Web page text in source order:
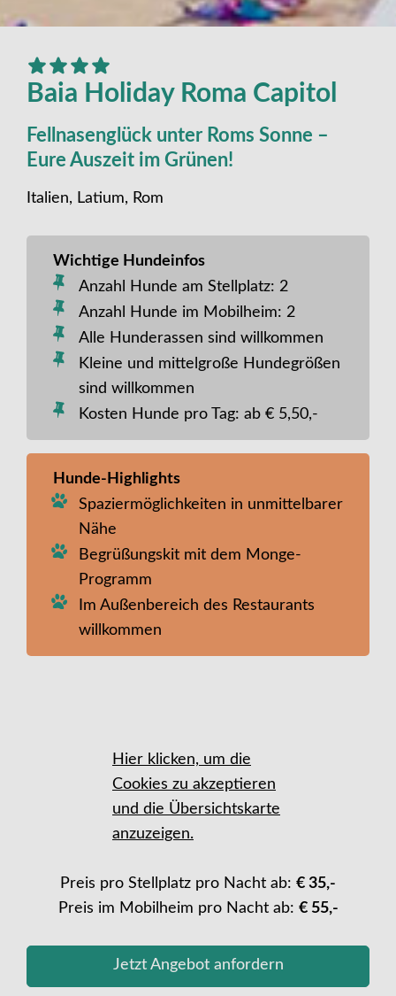
Baia Holiday Roma Capitol
Fellnasenglück unter Roms Sonne –
Eure Auszeit im Grünen!
Italien, Latium, Rom
Wichtige Hundeinfos
Anzahl Hunde am Stellplatz: 2
Anzahl Hunde im Mobilheim: 2
Alle Hunderassen sind willkommen
Kleine und mittelgroße Hundegrößen
sind willkommen
Kosten Hunde pro Tag: ab € 5,50,-
Hunde-Highlights
Spaziermöglichkeiten in unmittelbarer
Nähe
Begrüßungskit mit dem Monge-
Programm
Im Außenbereich des Restaurants
willkommen
Hier klicken, um die
Cookies zu akzeptieren
und die Übersichtskarte
anzuzeigen.
Preis pro Stellplatz pro Nacht ab: € 35,-
Preis im Mobilheim pro Nacht ab: € 55,-
Jetzt Angebot anfordern